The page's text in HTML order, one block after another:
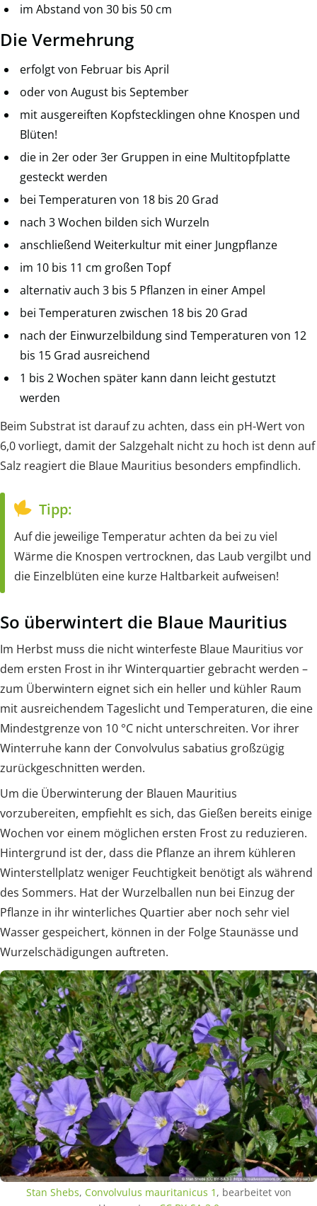
im Abstand von 30 bis 50 cm
Die Vermehrung
erfolgt von Februar bis April
oder von August bis September
mit ausgereiften Kopfstecklingen ohne Knospen und
Blüten!
die in 2er oder 3er Gruppen in eine Multitopfplatte
gesteckt werden
bei Temperaturen von 18 bis 20 Grad
nach 3 Wochen bilden sich Wurzeln
anschließend Weiterkultur mit einer Jungpflanze
im 10 bis 11 cm großen Topf
alternativ auch 3 bis 5 Pflanzen in einer Ampel
bei Temperaturen zwischen 18 bis 20 Grad
nach der Einwurzelbildung sind Temperaturen von 12
bis 15 Grad ausreichend
1 bis 2 Wochen später kann dann leicht gestutzt
werden
Beim Substrat ist darauf zu achten, dass ein pH-Wert von
6,0 vorliegt, damit der Salzgehalt nicht zu hoch ist denn auf
Salz reagiert die Blaue Mauritius besonders empfindlich.
Tipp:
Auf die jeweilige Temperatur achten da bei zu viel
Wärme die Knospen vertrocknen, das Laub vergilbt und
die Einzelblüten eine kurze Haltbarkeit aufweisen!
So überwintert die Blaue Mauritius
Im Herbst muss die nicht winterfeste Blaue Mauritius vor
dem ersten Frost in ihr Winterquartier gebracht werden –
zum Überwintern eignet sich ein heller und kühler Raum
mit ausreichendem Tageslicht und Temperaturen, die eine
Mindestgrenze von 10 °C nicht unterschreiten. Vor ihrer
Winterruhe kann der Convolvulus sabatius großzügig
zurückgeschnitten werden.
Um die Überwinterung der Blauen Mauritius
vorzubereiten, empfiehlt es sich, das Gießen bereits einige
Wochen vor einem möglichen ersten Frost zu reduzieren.
Hintergrund ist der, dass die Pflanze an ihrem kühleren
Winterstellplatz weniger Feuchtigkeit benötigt als während
des Sommers. Hat der Wurzelballen nun bei Einzug der
Pflanze in ihr winterliches Quartier aber noch sehr viel
Wasser gespeichert, können in der Folge Staunässe und
Wurzelschädigungen auftreten.
Stan Shebs, Convolvulus mauritanicus 1 , bearbeitet von